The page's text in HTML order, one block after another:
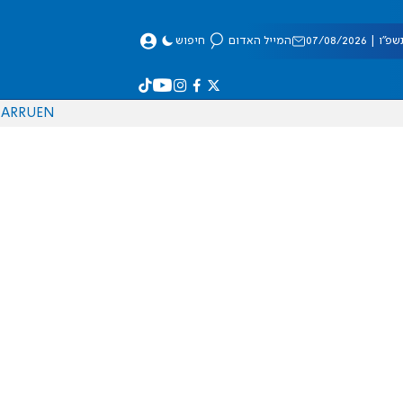
08/2026 המייל האדום חיפוש
EN
RU
AR